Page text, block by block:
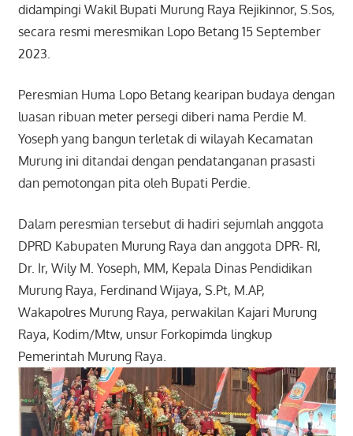
didampingi Wakil Bupati Murung Raya Rejikinnor, S.Sos,
secara resmi meresmikan Lopo Betang 15 September
2023.
Peresmian Huma Lopo Betang kearipan budaya dengan
luasan ribuan meter persegi diberi nama Perdie M.
Yoseph yang bangun terletak di wilayah Kecamatan
Murung ini ditandai dengan pendatanganan prasasti
dan pemotongan pita oleh Bupati Perdie.
Dalam peresmian tersebut di hadiri sejumlah anggota
DPRD Kabupaten Murung Raya dan anggota DPR- RI,
Dr. Ir, Wily M. Yoseph, MM, Kepala Dinas Pendidikan
Murung Raya, Ferdinand Wijaya, S.Pt, M.AP,
Wakapolres Murung Raya, perwakilan Kajari Murung
Raya, Kodim/Mtw, unsur Forkopimda lingkup
Pemerintah Murung Raya.